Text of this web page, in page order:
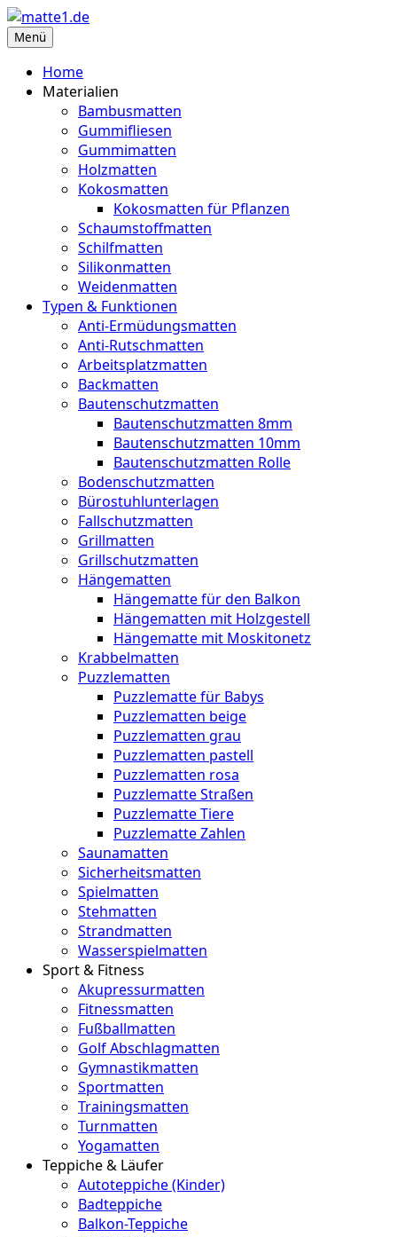
Zum
Inhalt
matte1.de
Deine Infoseite für Matten aller Art
Menü
Home
Materialien
Bambusmatten
Gummifliesen
Gummimatten
Holzmatten
Kokosmatten
Kokosmatten für Pflanzen
Schaumstoffmatten
Schilfmatten
Silikonmatten
Weidenmatten
Typen & Funktionen
Anti-Ermüdungsmatten
Anti-Rutschmatten
Arbeitsplatzmatten
Backmatten
Bautenschutzmatten
Bautenschutzmatten 8mm
Bautenschutzmatten 10mm
Bautenschutzmatten Rolle
Bodenschutzmatten
Bürostuhlunterlagen
Fallschutzmatten
Grillmatten
Grillschutzmatten
Hängematten
Hängematte für den Balkon
Hängematten mit Holzgestell
Hängematte mit Moskitonetz
Krabbelmatten
Puzzlematten
Puzzlematte für Babys
Puzzlematten beige
Puzzlematten grau
Puzzlematten pastell
Puzzlematten rosa
Puzzlematte Straßen
Puzzlematte Tiere
Puzzlematte Zahlen
Saunamatten
Sicherheitsmatten
Spielmatten
Stehmatten
Strandmatten
Wasserspielmatten
Sport & Fitness
Akupressurmatten
Fitnessmatten
Fußballmatten
Golf Abschlagmatten
Gymnastikmatten
Sportmatten
Trainingsmatten
Turnmatten
Yogamatten
Teppiche & Läufer
Autoteppiche (Kinder)
Badteppiche
Balkon-Teppiche